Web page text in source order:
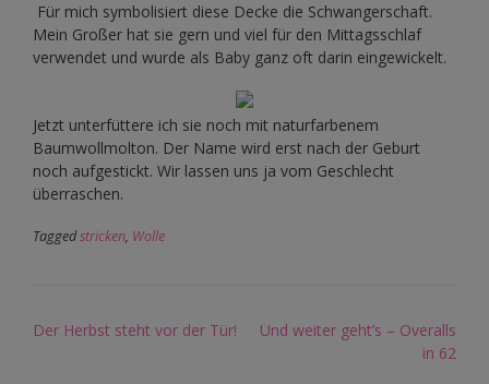
Für mich symbolisiert diese Decke die Schwangerschaft.
Mein Großer hat sie gern und viel für den Mittagsschlaf
verwendet und wurde als Baby ganz oft darin eingewickelt.
Jetzt unterfüttere ich sie noch mit naturfarbenem
Baumwollmolton. Der Name wird erst nach der Geburt
noch aufgestickt. Wir lassen uns ja vom Geschlecht
überraschen.
Taggedstricken, Wolle
Post
Der Herbst steht vor der Tür!
Und weiter geht’s – Overalls
in 62